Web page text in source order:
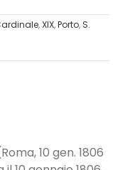
,XIX,Porto, S.
10 gen. 1806